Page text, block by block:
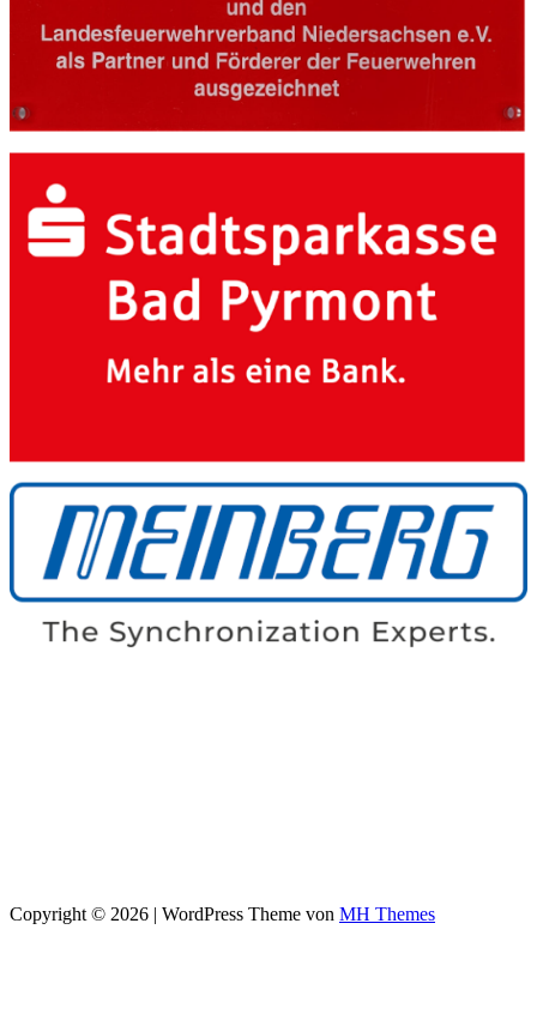
Copyright © 2026 | WordPress Theme von MH Themes